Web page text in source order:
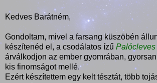
Kedves Barátném,
Gondoltam, mivel a farsang küszöbén
készítenéd el, a csodálatos ízű Palócleves
árválkodjon az ember gyomrában,
kis finomságot mellé.
Ezért készítettem egy kelt tésztát, több